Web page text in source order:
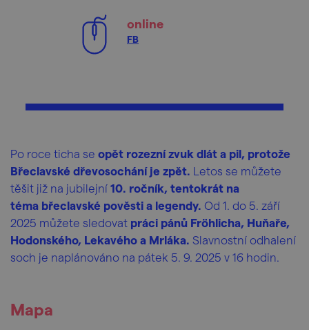
online
FB
Po roce ticha se opět rozezní zvuk dlát a pil, protože
Břeclavské dřevosochání je zpět. Letos se můžete
těšit již na jubilejní 10. ročník, tentokrát na
téma břeclavské pověsti a legendy. Od 1. do 5. září
2025 můžete sledovat práci pánů Fröhlicha, Huňaře,
Hodonského, Lekavého a Mrláka. Slavnostní odhalení
soch je naplánováno na pátek 5. 9. 2025 v 16 hodin.
Mapa